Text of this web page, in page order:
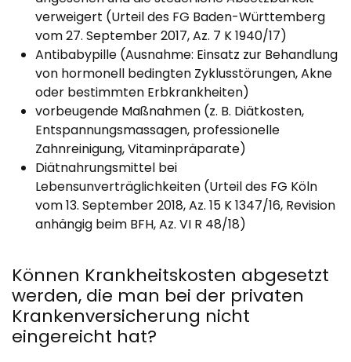
verweigert (Urteil des FG Baden-Württemberg
vom 27. September 2017, Az. 7 K 1940/17)
Antibabypille (Ausnahme: Einsatz zur Behandlung
von hormonell bedingten Zyklusstörungen, Akne
oder bestimmten Erbkrankheiten)
vorbeugende Maßnahmen (z. B. Diätkosten,
Entspannungsmassagen, professionelle
Zahnreinigung, Vitaminpräparate)
Diätnahrungsmittel bei
Lebensunverträglichkeiten (Urteil des FG Köln
vom 13. September 2018, Az. 15 K 1347/16, Revision
anhängig beim BFH, Az. VI R 48/18)
Können Krankheitskosten abgesetzt
werden, die man bei der privaten
Krankenversicherung nicht
eingereicht hat?